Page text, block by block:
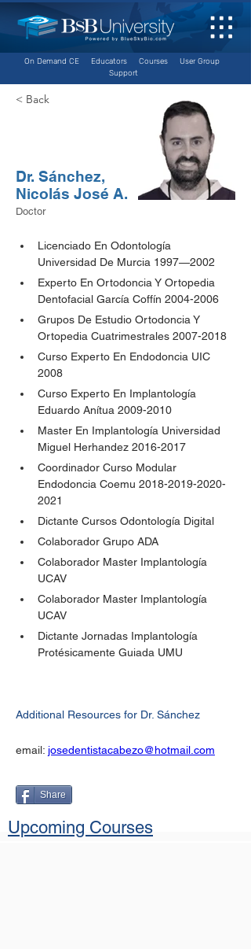
On Demand CE Educators Courses
User Group
Support
< Back
Dr. Sánchez,
Nicolás José A.
Doctor
Licenciado En Odontología
Universidad De Murcia 1997—2002
Experto En Ortodoncia Y Ortopedia
Dentofacial García Coffín 2004-2006
Grupos De Estudio Ortodoncia Y
Ortopedia Cuatrimestrales 2007-2018
Curso Experto En Endodoncia UIC
2008
Curso Experto En Implantología
Eduardo Anítua 2009-2010
Master En Implantología Universidad
Miguel Herhandez 2016-2017
Coordinador Curso Modular
Endodoncia Coemu 2018-2019-2020-
2021
Dictante Cursos Odontología Digital
Colaborador Grupo ADA
Colaborador Master Implantología
UCAV
Colaborador Master Implantología
UCAV
Dictante Jornadas Implantología
Protésicamente Guiada UMU
Additional Resources for Dr. Sánchez
email: josedentistacabezo@hotmail.com
Share
Upcoming Courses